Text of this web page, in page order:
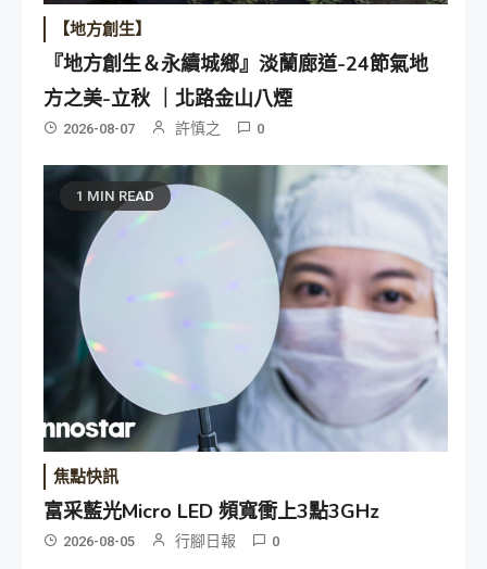
【地方創生】
『地方創生＆永續城鄉』淡蘭廊道-24節氣地
方之美-立秋 ｜北路金山八煙
2026-08-07 許慎之 0
1 MIN READ
焦點快訊
富采藍光Micro LED 頻寬衝上3點3GHz
2026-08-05 行腳日報 0